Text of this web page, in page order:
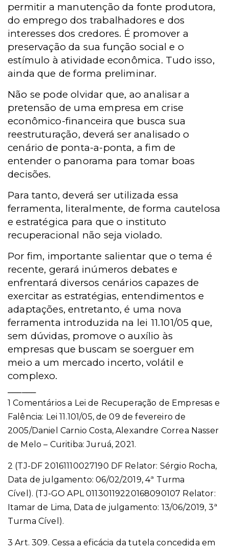
permitir a manutenção da fonte produtora,
do emprego dos trabalhadores e dos
interesses dos credores. É promover a
preservação da sua função social e o
estímulo à atividade econômica. Tudo isso,
ainda que de forma preliminar.
Não se pode olvidar que, ao analisar a
pretensão de uma empresa em crise
econômico-financeira que busca sua
reestruturação, deverá ser analisado o
cenário de ponta-a-ponta, a fim de
entender o panorama para tomar boas
decisões.
Para tanto, deverá ser utilizada essa
ferramenta, literalmente, de forma cautelosa
e estratégica para que o instituto
recuperacional não seja violado.
Por fim, importante salientar que o tema é
recente, gerará inúmeros debates e
enfrentará diversos cenários capazes de
exercitar as estratégias, entendimentos e
adaptações, entretanto, é uma nova
ferramenta introduzida na lei 11.101/05 que,
sem dúvidas, promove o auxílio às
empresas que buscam se soerguer em
meio a um mercado incerto, volátil e
complexo.
1 Comentários a Lei de Recuperação de Empresas e
Falência: Lei 11.101/05, de 09 de fevereiro de
2005/Daniel Carnio Costa, Alexandre Correa Nasser
de Melo – Curitiba: Juruá, 2021.
2 (TJ-DF 20161110027190 DF Relator: Sérgio Rocha,
Data de julgamento: 06/02/2019, 4ª Turma
Cível). (TJ-GO APL 01130119220168090107 Relator:
Itamar de Lima, Data de julgamento: 13/06/2019, 3ª
Turma Cível).
3 Art. 309. Cessa a eficácia da tutela concedida em